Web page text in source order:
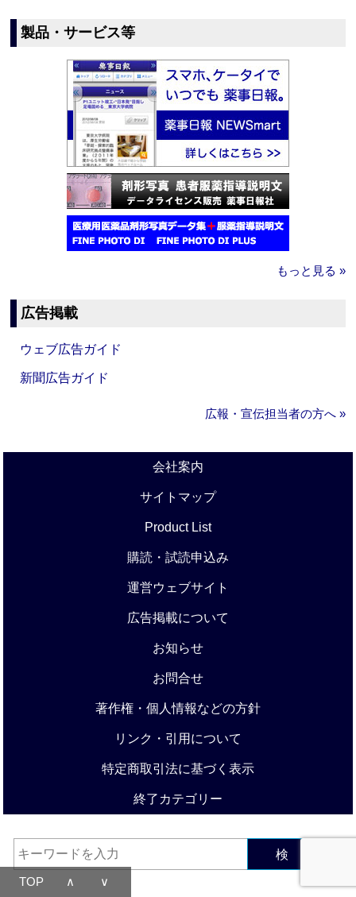
製品・サービス等
もっと見る »
広告掲載
ウェブ広告ガイド
新聞広告ガイド
広報・宣伝担当者の方へ »
会社案内
サイトマップ
Product List
購読・試読申込み
運営ウェブサイト
広告掲載について
お知らせ
お問合せ
著作権・個人情報などの方針
リンク・引用について
特定商取引法に基づく表示
終了カテゴリー
検 索
TOP
∧ ∨